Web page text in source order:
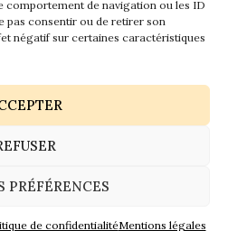
comportement de navigation ou les ID
pas consentir ou de retirer son
négatif sur certaines caractéristiques
PRÉFÉRENCES
de confidentialitéMentions légales
anne@livingincognac.com
:GaiaCreative